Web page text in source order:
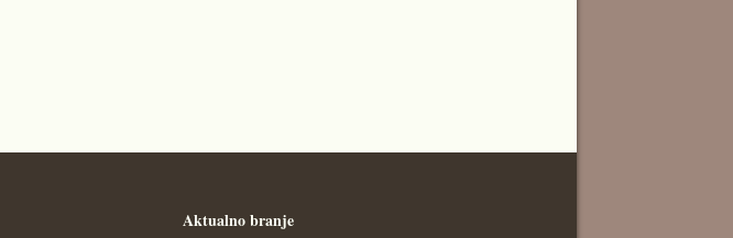
Aktualno branje